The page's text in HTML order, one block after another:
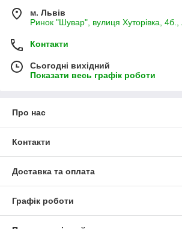
м. Львів
Ринок "Шувар", вулиця Хуторівка, 4б.,
Контакти
Сьогодні вихідний
Показати весь графік роботи
Про нас
Контакти
Доставка та оплата
Графік роботи